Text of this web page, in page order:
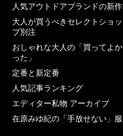
人気アウトドアブランドの新作
大人が買うべきセレクトショッ
プ別注
おしゃれな大人の「買ってよか
った」
定番と新定番
人気記事ランキング
エディター私物 アーカイブ
在原みゆ紀の「手放せない」服